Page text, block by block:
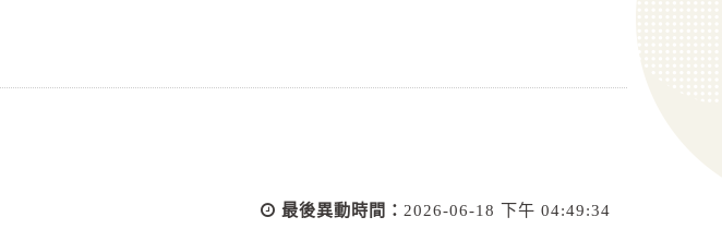
最後異動時間： 2026-06-18 下午 04:49:34